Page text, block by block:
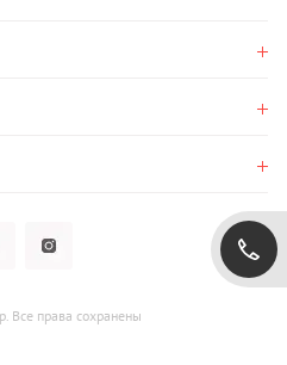
Все права сохранены